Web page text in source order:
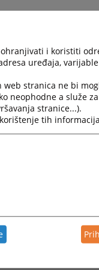
i koristiti
uređaja,
stranica ne bi
neophodne a služe
stranice...).
tih